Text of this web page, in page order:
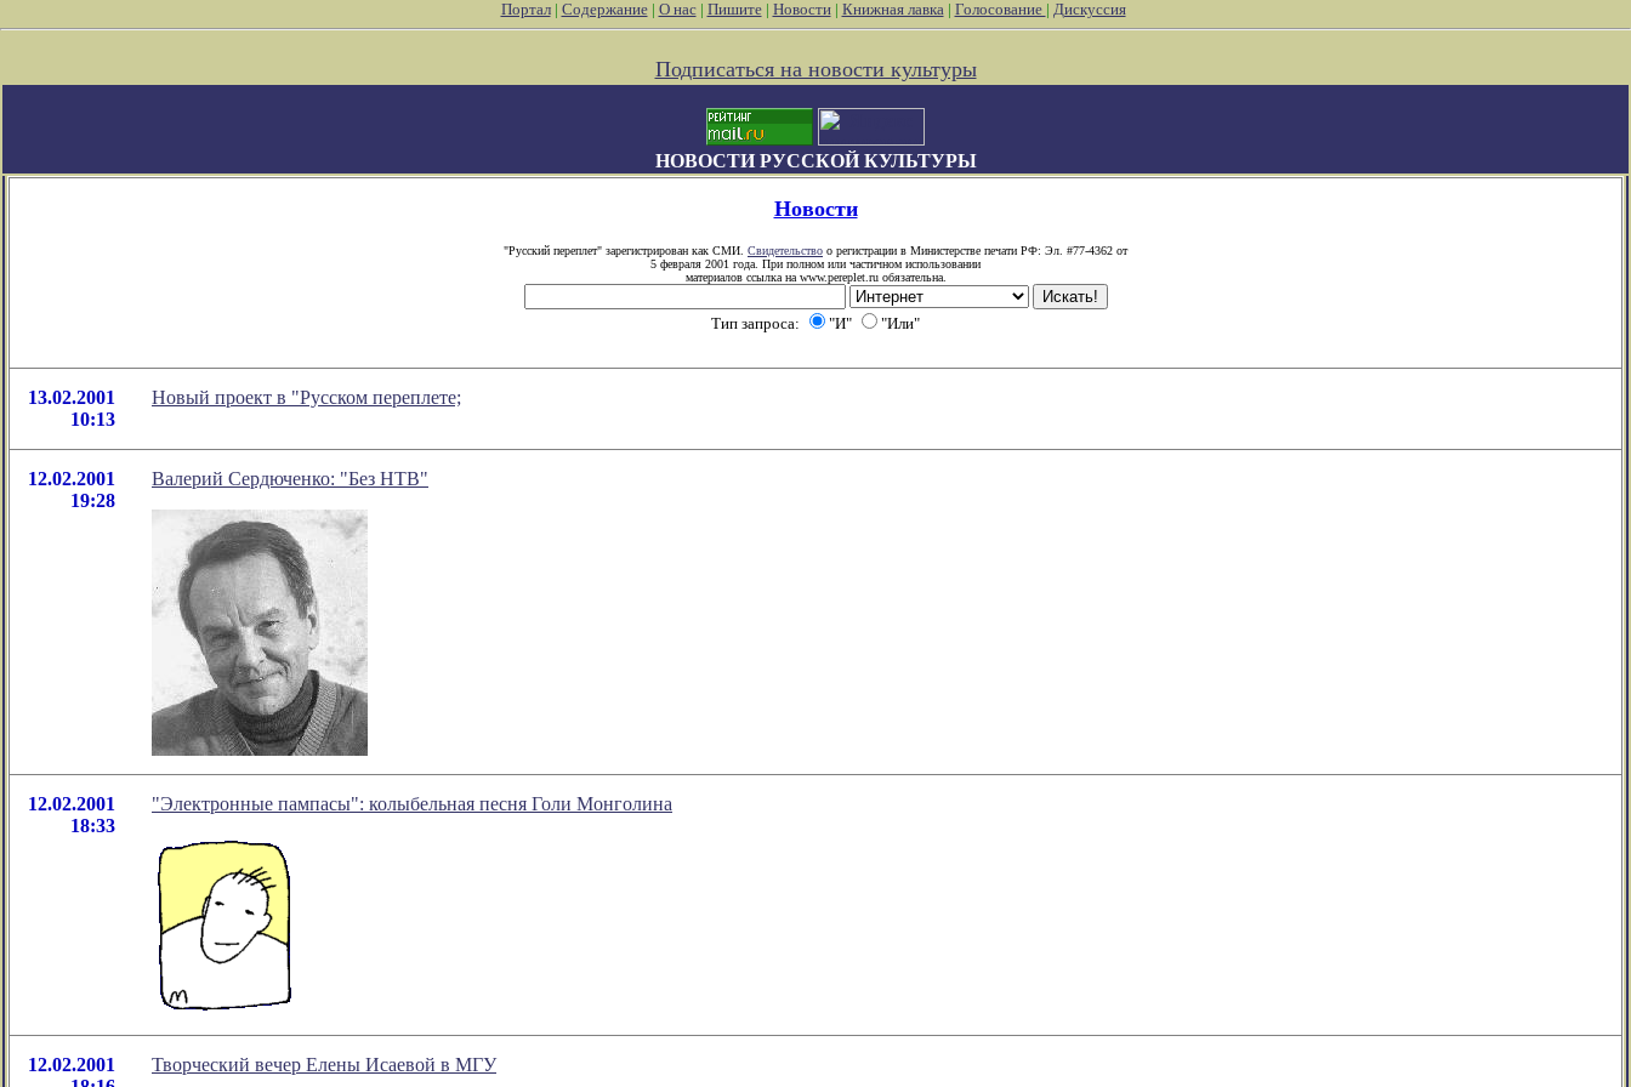
Портал| Содержание| О нас| Пишите| Новости| Книжная лавка| Голосование | Дискуссия
Подписаться на новости культуры
НОВОСТИ РУССКОЙ КУЛЬТУРЫ
Новости
"Русский переплет" зарегистрирован как СМИ. Свидетельство о регистрации в Министерстве печати РФ: Эл. #77-4362 от
5 февраля 2001 года. При полном или частичном использовании
материалов ссылка на www.pereplet.ru обязательна.
Тип запроса: "И" "Или"
13.02.2001
10:13
Новый проект в "Русском переплете;
12.02.2001
19:28
Валерий Сердюченко: "Без НТВ"
12.02.2001
18:33
"Электронные пампасы": колыбельная песня Голи Монголина
12.02.2001
Творческий вечер Елены Исаевой в МГУ